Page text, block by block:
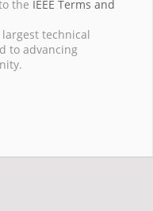
the IEEE Terms and
technical
to advancing